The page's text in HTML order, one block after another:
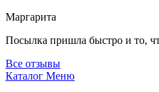
Маргарита
Посылка пришла быстро и то,
Все отзывы
Каталог Меню